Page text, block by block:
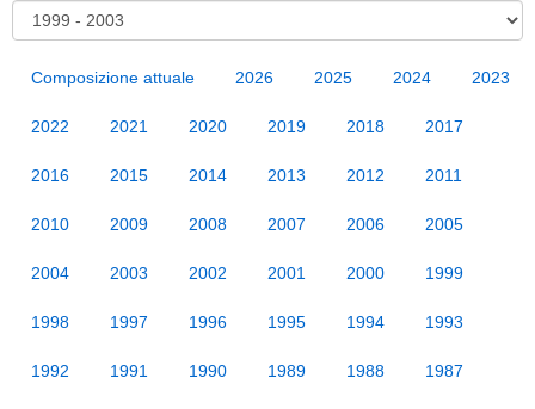
Composizione attuale 2026 2025 2024 2023
2022 2021 2020 2019 2018 2017
2016 2015 2014 2013 2012 2011
2010 2009 2008 2007 2006 2005
2004 2003 2002 2001 2000 1999
1998 1997 1996 1995 1994 1993
1992 1991 1990 1989 1988 1987